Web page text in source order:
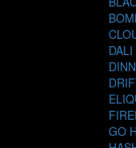
DALI
GO